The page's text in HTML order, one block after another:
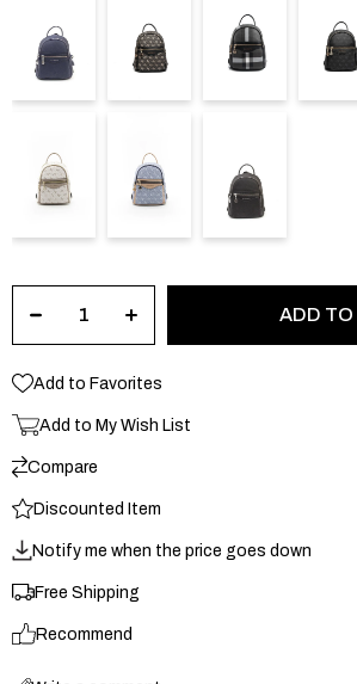
Add to Favorites
Add to My Wish List
Compare
Discounted Item
Notify me when the price goes down
Free Shipping
Recommend